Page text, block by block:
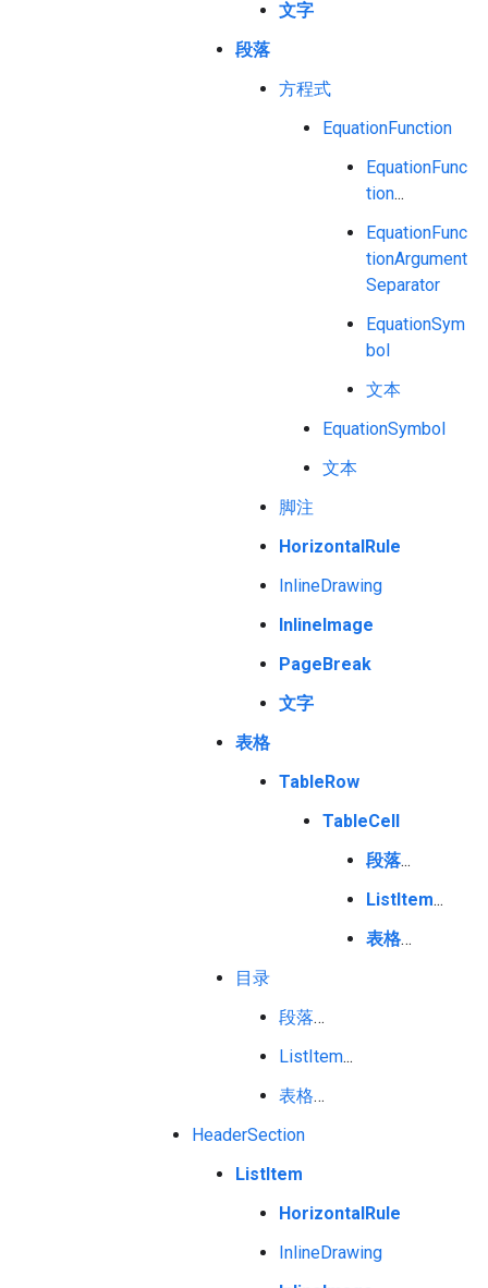
文字
段落
方程式
EquationFunction
EquationFunc
tion...
EquationFunc
tionArgument
Separator
EquationSym
bol
文本
EquationSymbol
文本
脚注
HorizontalRule
InlineDrawing
InlineImage
PageBreak
文字
表格
TableRow
TableCell
段落...
ListItem...
表格…
目录
段落…
ListItem...
表格…
HeaderSection
ListItem
HorizontalRule
InlineDrawing